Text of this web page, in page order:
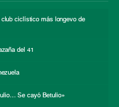
ciclístico más longevo de
del 41
Se cayó Betulio»